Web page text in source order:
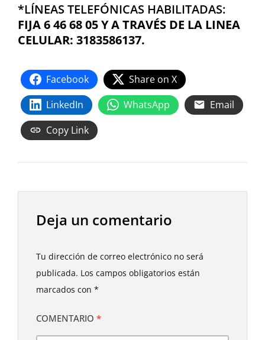
*LÍNEAS TELEFÓNICAS HABILITADAS:
FIJA 6 46 68 05 Y A TRAVÉS DE LA LINEA
CELULAR: 3183586137.
Facebook
Share on X
LinkedIn
WhatsApp
Email
Copy Link
Deja un comentario
Tu dirección de correo electrónico no será
publicada. Los campos obligatorios están
marcados con *
COMENTARIO *